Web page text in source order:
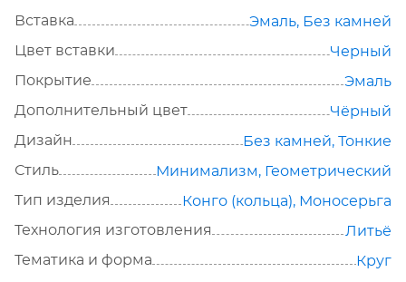
Вставка
Эмаль, Без камней
Цвет вставки
Черный
Покрытие
Эмаль
Дополнительный цвет
Чёрный
Дизайн
Без камней, Тонкие
Стиль
Минимализм, Геометрический
Тип изделия
Конго (кольца), Моносерьга
Технология изготовления
Литьё
Тематика и форма
Круг